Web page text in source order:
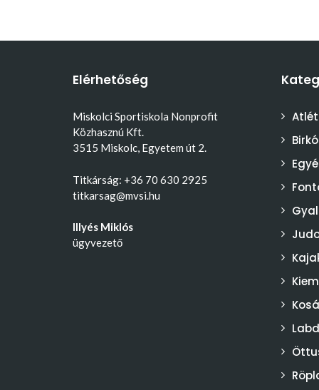
Elérhetőség
Miskolci Sportiskola Nonprofit
Közhasznú Kft.
3515 Miskolc, Egyetem út 2.
Titkárság: +36 70 630 2925
titkarsag@mvsi.hu
Illyés Miklós
ügyvezető